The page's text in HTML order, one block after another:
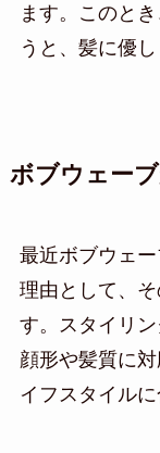
ます。このと
うと、髪に優
ボブウェー
最近ボブウェ
理由として、
す。スタイリ
顔形や髪質に
イフスタイル